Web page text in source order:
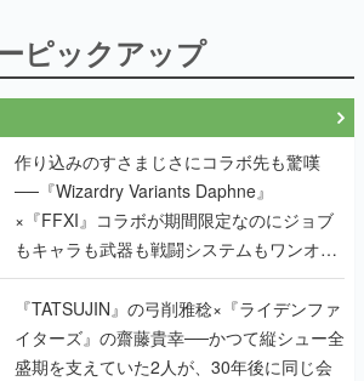
ピックアップ
作り込みのすさまじさにコラボ先も驚嘆
──『Wizardry Variants Daphne』
×『FFXI』コラボが期間限定なのにジョブ
もキャラも武器も戦闘システムもワンオフ
で作り込まれた理由を両ディレクターに聞
く
『TATSUJIN』の弓削雅稔×『ライデンファ
イターズ』の齋藤貴幸──かつて縦シュー全
盛期を支えていた2人が、30年後に同じ会